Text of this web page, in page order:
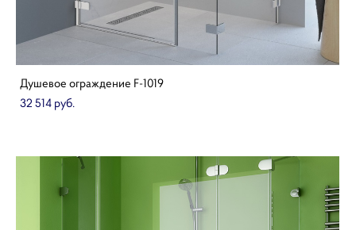
Душевое ограждение F-1019
32 514 pуб.